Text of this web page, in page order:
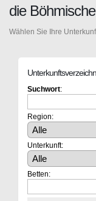
die
Wählen Sie Ihre
Suchwort:
Region:
Unterkunft:
Betten: